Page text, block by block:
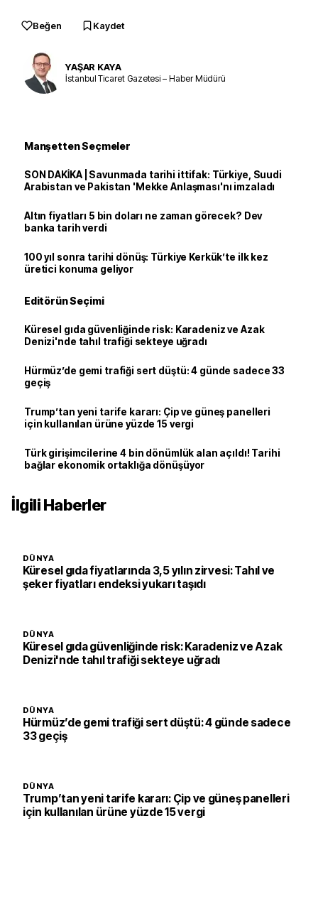
Beğen Kaydet
YAŞAR KAYA
İstanbul Ticaret Gazetesi – Haber Müdürü
Manşetten Seçmeler
SON DAKİKA | Savunmada tarihi ittifak: Türkiye, Suudi
Arabistan ve Pakistan 'Mekke Anlaşması'nı imzaladı
Altın fiyatları 5 bin doları ne zaman görecek? Dev
banka tarih verdi
100 yıl sonra tarihi dönüş: Türkiye Kerkük’te ilk kez
üretici konuma geliyor
Editörün Seçimi
Küresel gıda güvenliğinde risk: Karadeniz ve Azak
Denizi'nde tahıl trafiği sekteye uğradı
Hürmüz’de gemi trafiği sert düştü: 4 günde sadece 33
geçiş
Trump’tan yeni tarife kararı: Çip ve güneş panelleri
için kullanılan ürüne yüzde 15 vergi
Türk girişimcilerine 4 bin dönümlük alan açıldı! Tarihi
bağlar ekonomik ortaklığa dönüşüyor
İlgili Haberler
DÜNYA
Küresel gıda fiyatlarında 3,5 yılın zirvesi: Tahıl ve
şeker fiyatları endeksi yukarı taşıdı
DÜNYA
Küresel gıda güvenliğinde risk: Karadeniz ve Azak
Denizi'nde tahıl trafiği sekteye uğradı
DÜNYA
Hürmüz’de gemi trafiği sert düştü: 4 günde sadece
33 geçiş
DÜNYA
Trump’tan yeni tarife kararı: Çip ve güneş panelleri
için kullanılan ürüne yüzde 15 vergi